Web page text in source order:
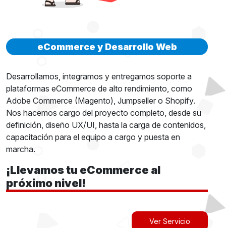
eCommerce y Desarrollo Web
Desarrollamos, integramos y entregamos soporte a
plataformas eCommerce de alto rendimiento, como
Adobe Commerce (Magento), Jumpseller o Shopify.
Nos hacemos cargo del proyecto completo, desde su
definición, diseño UX/UI, hasta la carga de contenidos,
capacitación para el equipo a cargo y puesta en
marcha.
¡Llevamos tu eCommerce al
próximo nivel!
Ver Servicio